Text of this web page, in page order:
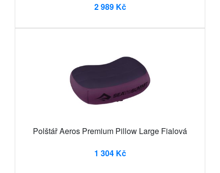
2 989 Kč
Polštář Aeros Premium Pillow Large Fialová
1 304 Kč